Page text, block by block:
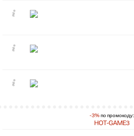
-3%по промокоду:
HOT-GAME3